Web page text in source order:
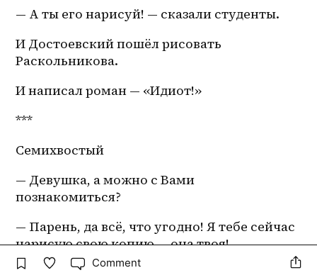
— А ты его нарисуй! — сказали студенты.
И Достоевский пошёл рисовать
Раскольникова.
И написал роман — «Идиот!»
***
Семихвостый
— Девушка, а можно с Вами
познакомиться?
— Парень, да всё, что угодно! Я тебе сейчас
нарисую свою копию — она твоя!
— Девушка, а нарисуйте мне несколько
Comment